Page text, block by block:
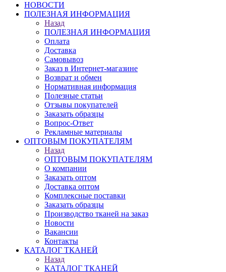
НОВОСТИ
ПОЛЕЗНАЯ ИНФОРМАЦИЯ
Назад
ПОЛЕЗНАЯ ИНФОРМАЦИЯ
Оплата
Доставка
Самовывоз
Заказ в Интернет-магазине
Возврат и обмен
Нормативная информация
Полезные статьи
Отзывы покупателей
Заказать образцы
Вопрос-Ответ
Рекламные материалы
ОПТОВЫМ ПОКУПАТЕЛЯМ
Назад
ОПТОВЫМ ПОКУПАТЕЛЯМ
О компании
Заказать оптом
Доставка оптом
Комплексные поставки
Заказать образцы
Производство тканей на заказ
Новости
Вакансии
Контакты
КАТАЛОГ ТКАНЕЙ
Назад
КАТАЛОГ ТКАНЕЙ